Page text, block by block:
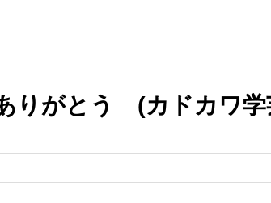
りがとう (カドカワ学